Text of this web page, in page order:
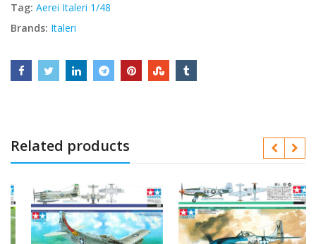
Tag: Aerei Italeri 1/48
Brands: Italeri
Related products